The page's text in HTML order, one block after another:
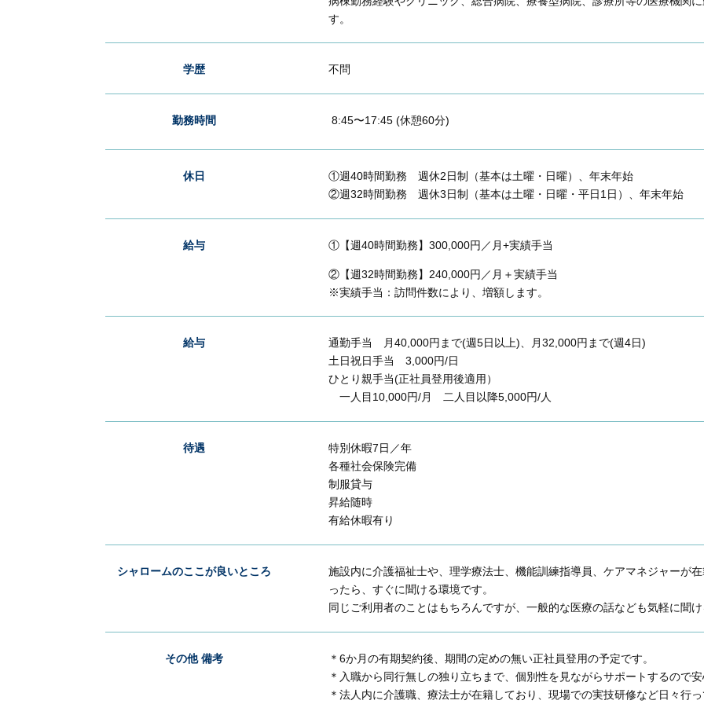
す。
学歴 不問
勤務時間 8:45〜17:45 (休憩60分)
休日
①週40時間勤務 週休2日制（基本は土曜・日曜）、年末年始
②週32時間勤務 週休3日制（基本は土曜・日曜・平日1日）、年末年始
給与 ①【週40時間勤務】300,000円／月+実績手当
②【週32時間勤務】240,000円／月＋実績手当
※実績手当：訪問件数により、増額します。
給与
通勤手当 月40,000円まで(週5日以上)、月32,000円まで(週4日)
土日祝日手当 3,000円/日
ひとり親手当(正社員登用後適用）
一人目10,000円/月 二人目以降5,000円/人
待遇
特別休暇7日／年
各種社会保険完備
制服貸与
昇給随時
有給休暇有り
シャロームのここが良いところ
施設内に介護福祉士や、理学療法士、機能訓練指導員、ケアマネジャーが
ったら、すぐに聞ける環境です。
同じご利用者のことはもちろんですが、一般的な医療の話なども気軽に聞け
その他 備考
＊6か月の有期契約後、期間の定めの無い正社員登用の予定です。
＊入職から同行無しの独り立ちまで、個別性を見ながらサポートするので安
＊法人内に介護職、療法士が在籍しており、現場での実技研修など日々行っ